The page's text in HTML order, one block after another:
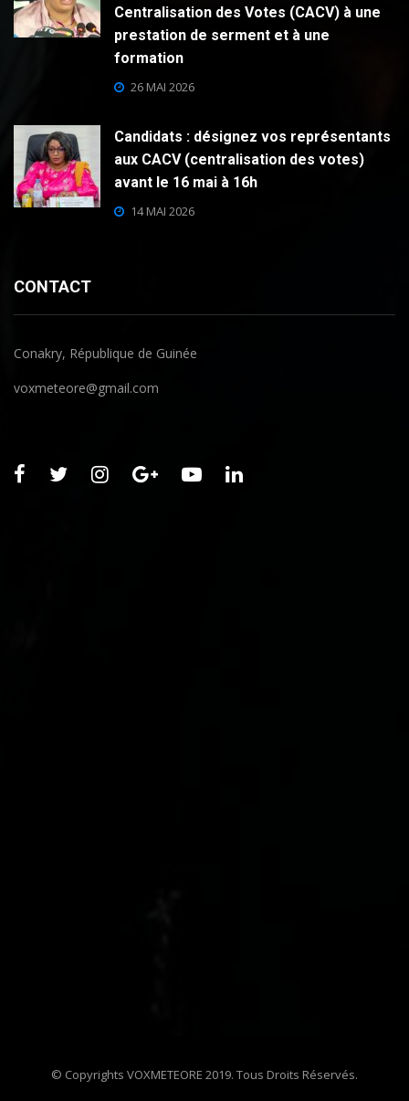
Centralisation des Votes (CACV) à une
prestation de serment et à une
formation
26 MAI 2026
Candidats : désignez vos représentants
aux CACV (centralisation des votes)
avant le 16 mai à 16h
14 MAI 2026
CONTACT
Conakry, République de Guinée
voxmeteore@gmail.com
© Copyrights VOXMETEORE 2019. Tous Droits Réservés.